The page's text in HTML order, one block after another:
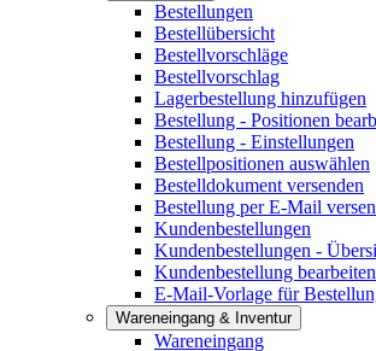
Bestellungen
Bestellübersicht
Bestellvorschläge
Bestellvorschlag
Lagerbestellung hinzufügen
Bestellung - Positionen
Bestellung - Einstellungen
Bestellpositionen auswählen
Bestelldokument versenden
Bestellung per E-Mail
Kundenbestellungen
Kundenbestellungen -
Kundenbestellung bearbeiten
E-Mail-Vorlage für
Wareneingang & Inventur
Wareneingang